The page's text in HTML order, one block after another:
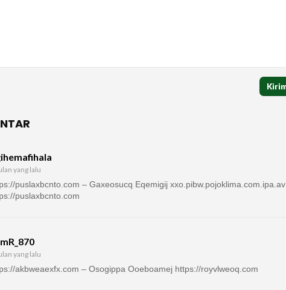
yang lalu
puslaxbcnto.com – Gaxeosucq Eqemigij xxo.pibw.pojoklima.com.ipa.av
puslaxbcnto.com
yang lalu
akbweaexfx.com – Osogippa Ooeboamej https://royvlweoq.com